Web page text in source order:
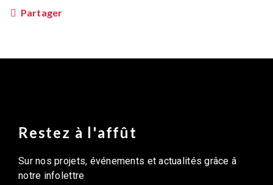
Partager
Restez à l'affût
Sur nos projets, événements et actualités grâce â
notre infolettre